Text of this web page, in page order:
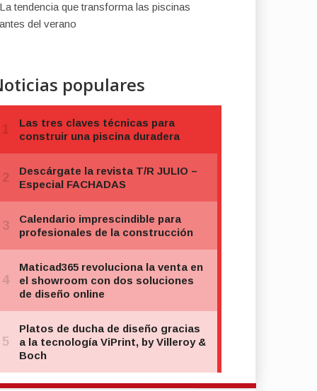
La tendencia que transforma las piscinas
antes del verano
populares